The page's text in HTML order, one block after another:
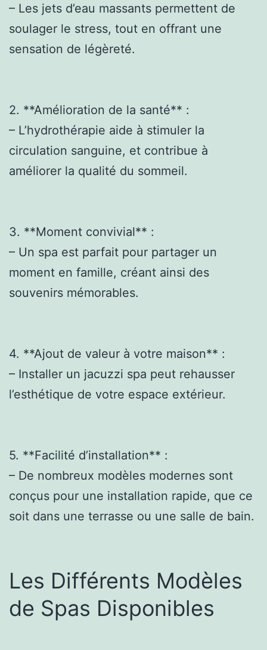
– Les jets d’eau massants permettent de
soulager le stress, tout en offrant une
sensation de légèreté.
2. **Amélioration de la santé** :
– L’hydrothérapie aide à stimuler la
circulation sanguine, et contribue à
améliorer la qualité du sommeil.
3. **Moment convivial** :
– Un spa est parfait pour partager un
moment en famille, créant ainsi des
souvenirs mémorables.
4. **Ajout de valeur à votre maison** :
– Installer un jacuzzi spa peut rehausser
l’esthétique de votre espace extérieur.
5. **Facilité d’installation** :
– De nombreux modèles modernes sont
conçus pour une installation rapide, que ce
soit dans une terrasse ou une salle de bain.
Les Différents Modèles
de Spas Disponibles